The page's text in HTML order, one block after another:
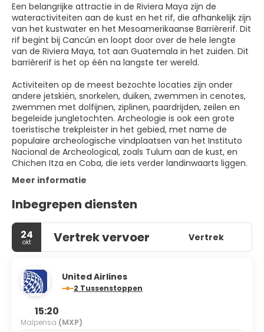
Een belangrijke attractie in de Riviera Maya zijn de
wateractiviteiten aan de kust en het rif, die afhankelijk zijn
van het kustwater en het Mesoamerikaanse Barrièrerif. Dit
rif begint bij Cancún en loopt door over de hele lengte
van de Riviera Maya, tot aan Guatemala in het zuiden. Dit
barrièrerif is het op één na langste ter wereld.
Activiteiten op de meest bezochte locaties zijn onder
andere jetskiën, snorkelen, duiken, zwemmen in cenotes,
zwemmen met dolfijnen, ziplinen, paardrijden, zeilen en
begeleide jungletochten. Archeologie is ook een grote
toeristische trekpleister in het gebied, met name de
populaire archeologische vindplaatsen van het Instituto
Nacional de Archeological, zoals Tulum aan de kust, en
Chichen Itza en Coba, die iets verder landinwaarts liggen.
Meer informatie
Inbegrepen diensten
24
okt Vertrek vervoer Vertrek
United Airlines
2 Tussenstoppen
15:20
Malpensa (MXP)